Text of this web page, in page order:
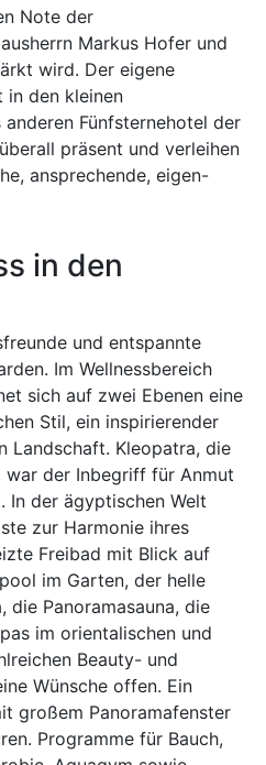
Note der
Markus Hofer und
wird. Der eigene
in den kleinen
Fünfsternehotel der
präsent und verleihen
ansprechende, eigen-
in den
und entspannte
Im Wellnessbereich
sich auf zwei Ebenen eine
Stil, ein inspirierender
Landschaft. Kleopatra, die
der Inbegriff für Anmut
In der ägyptischen Welt
zur Harmonie ihres
Freibad mit Blick auf
im Garten, der helle
die Panoramasauna, die
im orientalischen und
Beauty- und
Wünsche offen. Ein
großem Panoramafenster
Programme für Bauch,